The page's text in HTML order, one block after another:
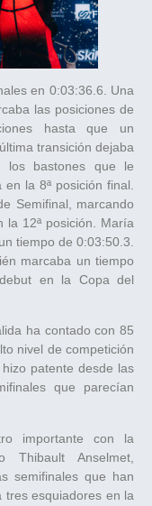
en 0:03:36.6. Una
las posiciones de
hasta que un
transición dejaba
los bastones que le
la 8ª posición final.
Semifinal, marcando
la 12ª posición. María
tiempo de 0:03:50.3.
marcaba un tiempo
en la Copa del
ha contado con 85
nivel de competición
patente desde las
que parecían
importante con la
Anselmet,
semifinales que han
tres esquiadores en la